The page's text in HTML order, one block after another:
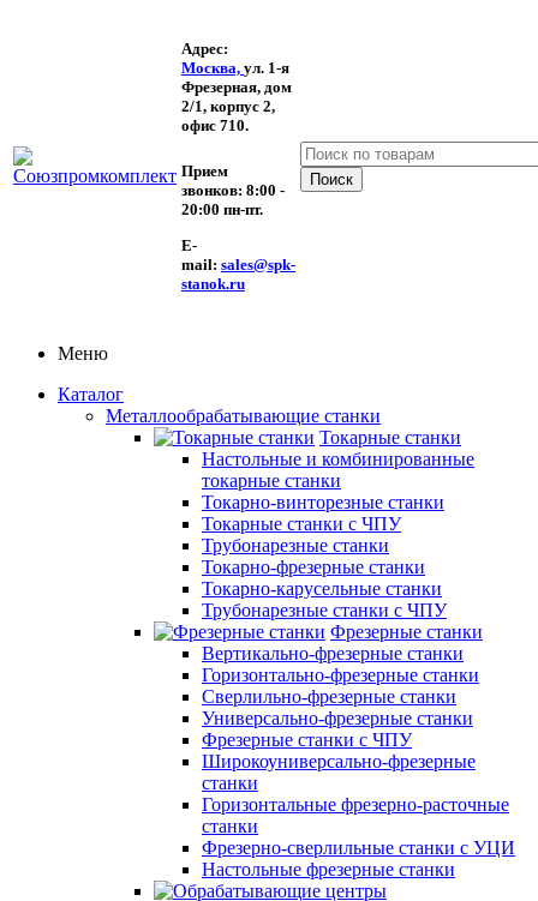
Адрес:
Москва, ул. 1-я
Фрезерная, дом
2/1, корпус 2,
офис 710.
Прием
звонков: 8:00 -
20:00 пн-пт.
E-
mail: sales@spk-
stanok.ru
Меню
Каталог
Металлообрабатывающие станки
Токарные станки
Настольные и комбинированные
токарные станки
Токарно-винторезные станки
Токарные станки с ЧПУ
Трубонарезные станки
Токарно-фрезерные станки
Токарно-карусельные станки
Трубонарезные станки с ЧПУ
Фрезерные станки
Вертикально-фрезерные станки
Горизонтально-фрезерные станки
Сверлильно-фрезерные станки
Универсально-фрезерные станки
Фрезерные станки с ЧПУ
Широкоуниверсально-фрезерные
станки
Горизонтальные фрезерно-расточные
станки
Фрезерно-сверлильные станки с УЦИ
Настольные фрезерные станки